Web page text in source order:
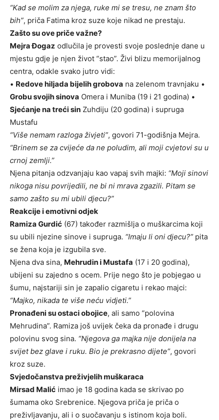
“Kad se molim za njega, ruke mi se tresu, ne znam što
bih”, priča Fatima kroz suze koje nikad ne prestaju.
Zašto su ove priče važne?
Mejra Đogaz odlučila je provesti svoje poslednje dane u
mjestu gdje je njen život “stao”. Živi blizu memorijalnog
centra, odakle svako jutro vidi:
• Redove hiljada bijelih grobova na zelenom travnjaku •
Grobu svojih sinova Omera i Muniba (19 i 21 godina) •
Sjećanje na treći sin Zuhdiju (20 godina) i supruga
Mustafu
“Više nemam razloga živjeti”, govori 71-godišnja Mejra.
“Brinem se za cvijeće da ne poludim, ali moji cvjetovi su u
crnoj zemlji.”
Njena pitanja odzvanjaju kao vapaj svih majki: “Moji sinovi
nikoga nisu povrijedili, ne bi ni mrava zgazili. Pitam se
samo zašto su mi ubili djecu?”
Reakcije i emotivni odjek
Ramiza Gurdić (67) također razmišlja o muškarcima koji
su ubili njezine sinove i supruga. “Imaju li oni djecu?” pita
se žena koja je izgubila sve.
Njena dva sina, Mehrudin i Mustafa (17 i 20 godina),
ubijeni su zajedno s ocem. Prije nego što je pobjegao u
šumu, najstariji sin je zapalio cigaretu i rekao majci:
“Majko, nikada te više neću vidjeti.”
Pronađeni su ostaci obojice, ali samo “polovina
Mehrudina”. Ramiza još uvijek čeka da pronađe i drugu
polovinu svog sina. “Njegova ga majka nije donijela na
svijet bez glave i ruku. Bio je prekrasno dijete”, govori
kroz suze.
Svjedočanstva preživjelih muškaraca
Mirsad Malić imao je 18 godina kada se skrivao po
šumama oko Srebrenice. Njegova priča je priča o
preživljavanju, ali i o suočavanju s istinom koja boli.